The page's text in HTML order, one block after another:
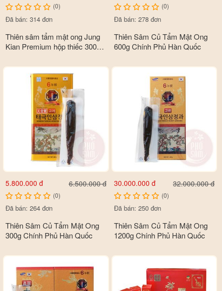
(0)
Đã bán: 314 đơn
Thiên sâm tẩm mật ong Jung
Kian Premium hộp thiếc 300g
(0)
Đã bán: 278 đơn
Thiên Sâm Củ Tẩm Mật Ong
600g Chính Phủ Hàn Quốc
5.800.000 đ 6.500.000 đ
(0)
Đã bán: 264 đơn
Thiên Sâm Củ Tẩm Mật Ong
300g Chính Phủ Hàn Quốc
30.000.000 đ 32.000.000 đ
(0)
Đã bán: 250 đơn
Thiên Sâm Củ Tẩm Mật Ong
1200g Chính Phủ Hàn Quốc